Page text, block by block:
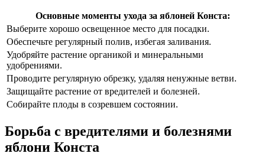
Основные моменты ухода за яблоней Конста:
Выберите хорошо освещенное место для посадки.
Обеспечьте регулярный полив, избегая заливания.
Удобряйте растение органикой и минеральными
удобрениями.
Проводите регулярную обрезку, удаляя ненужные ветви.
Защищайте растение от вредителей и болезней.
Собирайте плоды в созревшем состоянии.
Борьба с вредителями и болезнями
яблони Конста